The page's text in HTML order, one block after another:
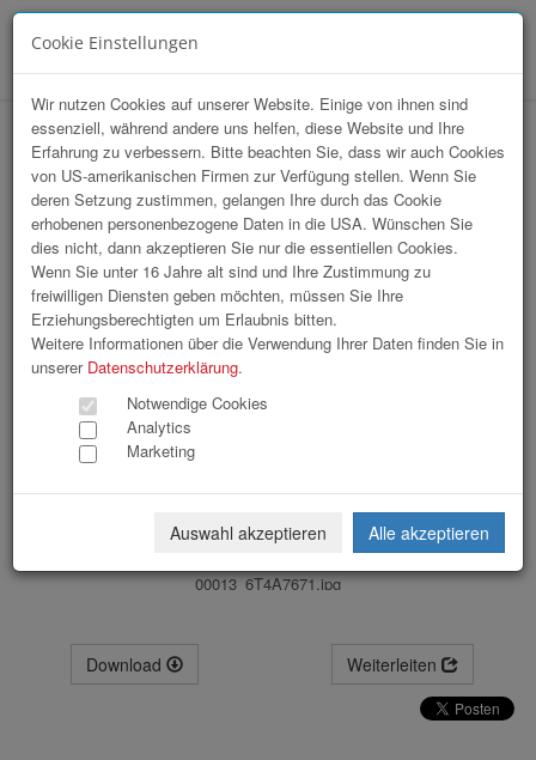
StartUp Sport / Sommerfest 2026
00013_6T4A7671.jpg
Download Weiterleiten
Cookie Einstellungen
Wir nutzen Cookies auf unserer Website. Einige von ihnen sind
essenziell, während andere uns helfen, diese Website und Ihre
Erfahrung zu verbessern. Bitte beachten Sie, dass wir auch Cookies
von US-amerikanischen Firmen zur Verfügung stellen. Wenn Sie
deren Setzung zustimmen, gelangen Ihre durch das Cookie
erhobenen personenbezogene Daten in die USA. Wünschen Sie
dies nicht, dann akzeptieren Sie nur die essentiellen Cookies.
Wenn Sie unter 16 Jahre alt sind und Ihre Zustimmung zu
freiwilligen Diensten geben möchten, müssen Sie Ihre
Erziehungsberechtigten um Erlaubnis bitten.
Weitere Informationen über die Verwendung Ihrer Daten finden Sie in
unserer Datenschutzerklärung.
Notwendige Cookies
Analytics
Marketing
Auswahl akzeptieren Alle akzeptieren